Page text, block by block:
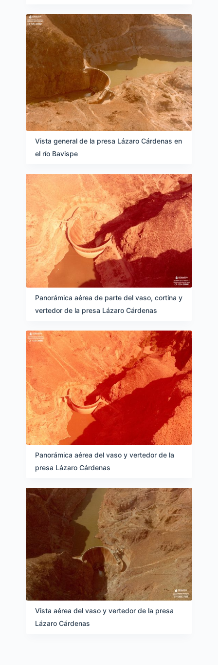
Vista general de la presa Lázaro Cárdenas en
el río Bavispe
Panorámica aérea de parte del vaso, cortina y
vertedor de la presa Lázaro Cárdenas
Panorámica aérea del vaso y vertedor de la
presa Lázaro Cárdenas
Vista aérea del vaso y vertedor de la presa
Lázaro Cárdenas